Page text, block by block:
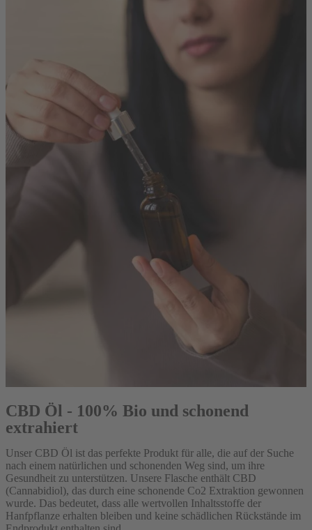
CBD Öl - 100% Bio und schonend
extrahiert
Unser CBD Öl ist das perfekte Produkt für alle, die auf der Suche
nach einem natürlichen und schonenden Weg sind, um ihre
Gesundheit zu unterstützen. Unsere Flasche enthält CBD
(Cannabidiol), das durch eine schonende Co2 Extraktion gewonnen
wurde. Das bedeutet, dass alle wertvollen Inhaltsstoffe der
Hanfpflanze erhalten bleiben und keine schädlichen Rückstände im